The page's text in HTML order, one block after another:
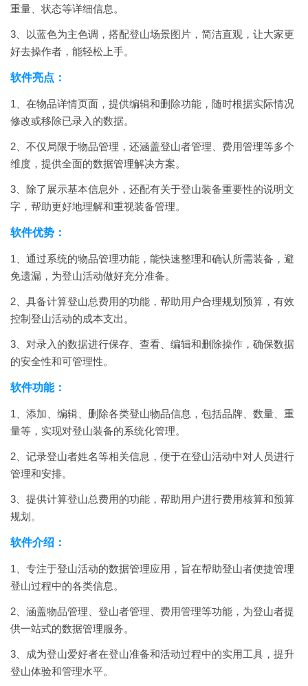
重量、状态等详细信息。
3、以蓝色为主色调，搭配登山场景图片，简洁直观，让大家更
好去操作者，能轻松上手。
软件亮点：
1、在物品详情页面，提供编辑和删除功能，随时根据实际情况
修改或移除已录入的数据。
2、不仅局限于物品管理，还涵盖登山者管理、费用管理等多个
维度，提供全面的数据管理解决方案。
3、除了展示基本信息外，还配有关于登山装备重要性的说明文
字，帮助更好地理解和重视装备管理。
软件优势：
1、通过系统的物品管理功能，能快速整理和确认所需装备，避
免遗漏，为登山活动做好充分准备。
2、具备计算登山总费用的功能，帮助用户合理规划预算，有效
控制登山活动的成本支出。
3、对录入的数据进行保存、查看、编辑和删除操作，确保数据
的安全性和可管理性。
软件功能：
1、添加、编辑、删除各类登山物品信息，包括品牌、数量、重
量等，实现对登山装备的系统化管理。
2、记录登山者姓名等相关信息，便于在登山活动中对人员进行
管理和安排。
3、提供计算登山总费用的功能，帮助用户进行费用核算和预算
规划。
软件介绍：
1、专注于登山活动的数据管理应用，旨在帮助登山者便捷管理
登山过程中的各类信息。
2、涵盖物品管理、登山者管理、费用管理等功能，为登山者提
供一站式的数据管理服务。
3、成为登山爱好者在登山准备和活动过程中的实用工具，提升
登山体验和管理水平。